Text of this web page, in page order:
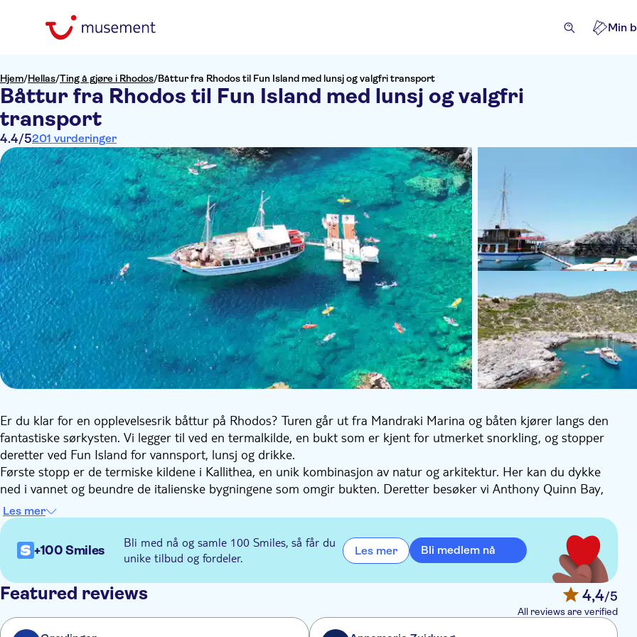
Min
Hjem/Hellas/Ting å gjøre i Rhodos/Båttur fra Rhodos til Fun Island med lunsj og valgfri transport
Båttur fra Rhodos til Fun Island med lunsj og valgfri
transport
4.4/5201 vurderinger
Er du klar for en opplevelsesrik båttur på Rhodos? Turen går ut fra Mandraki Marina og båten kjører langs den
fantastiske sørkysten. Vi legger til ved en termalkilde, en bukt som er kjent for utmerket snorkling, og stopper
deretter ved Fun Island for vannsport, lunsj og drikke.
Første stopp er de termiske kildene i Kallithea, en unik kombinasjon av natur og arkitektur. Her kan du dykke
ned i vannet og beundre de italienske bygningene som omgir bukten. Deretter besøker vi Anthony Quinn Bay,
som er kjent for sitt klare, grønnblå vann og sin livlige undervannsverden, perfekt for snorkling.
Til slutt får du eksklusiv tilgang til Fun Island, der du kan prøve deg på kanopadling, SUP, snorkling eller bare
nyte den greske solen. Det blir servert en tradisjonell gresk lunsj med fersk frukt underveis.
Les mer
+100 Smiles
Bli med nå og samle 100 Smiles, så får du
unike tilbud og fordeler.
Les mer Bli medlem nå
Featured reviews 4,4/5
All reviews are verified